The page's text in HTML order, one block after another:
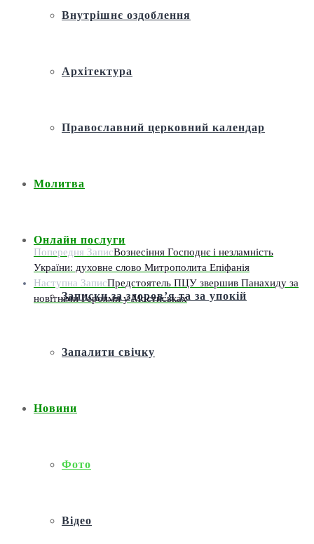
Внутрішнє оздоблення
Архітектура
Православний церковний календар
Молитва
Онлайн послуги
Записки за здоров’я та за упокій
Запалити свічку
Новини
Фото
Відео
Попередня ЗаписВознесіння Господнє і незламність
України: духовне слово Митрополита Епіфанія
Наступна ЗаписПредстоятель ПЦУ звершив Панахиду за
новітніми Героями у Мостиськах